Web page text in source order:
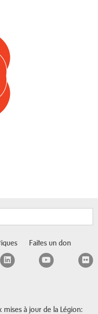
Faites un don
LinkedInYouTube
à jour de la Légion: